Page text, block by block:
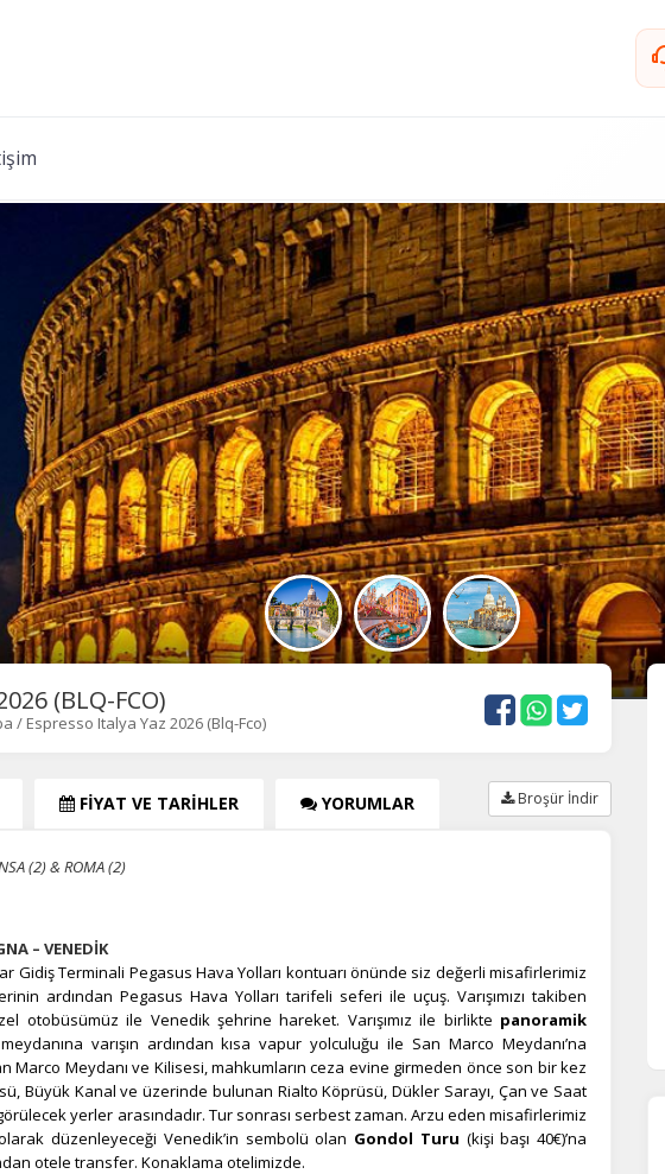
(BLQ-FCO)
/ Espresso Italya Yaz 2026 (Blq-Fco)
FİYAT VE TARİHLER YORUMLAR Broşür İndir
(2) & ROMA (2)
– VENEDİK
Gidiş Terminali Pegasus Hava Yolları kontuarı önünde siz değerli misafirlerimiz
ardından Pegasus Hava Yolları tarifeli seferi ile uçuş. Varışımızı takiben
otobüsümüz ile Venedik şehrine hareket. Varışımız ile birlikte panoramik
varışın ardından kısa vapur yolculuğu ile San Marco Meydanı’na
Marco Meydanı ve Kilisesi, mahkumların ceza evine girmeden önce son bir kez
Büyük Kanal ve üzerinde bulunan Rialto Köprüsü, Dükler Sarayı, Çan ve Saat
yerler arasındadır. Tur sonrası serbest zaman. Arzu eden misafirlerimiz
düzenleyeceği Venedik’in sembolü olan Gondol Turu (kişi başı 40€)’na
otele transfer. Konaklama otelimizde.